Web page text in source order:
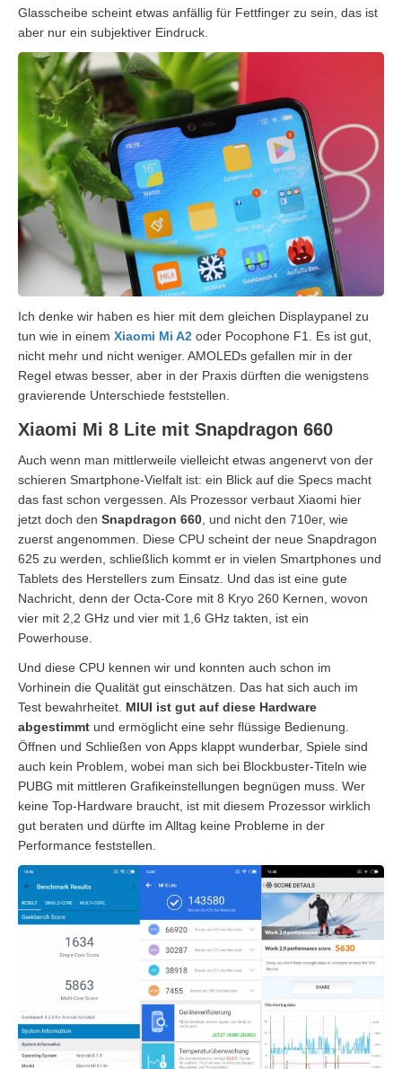
Glasscheibe scheint etwas anfällig für Fettfinger zu sein, das ist
aber nur ein subjektiver Eindruck.
Ich denke wir haben es hier mit dem gleichen Displaypanel zu
tun wie in einem Xiaomi Mi A2 oder Pocophone F1. Es ist gut,
nicht mehr und nicht weniger. AMOLEDs gefallen mir in der
Regel etwas besser, aber in der Praxis dürften die wenigstens
gravierende Unterschiede feststellen.
Xiaomi Mi 8 Lite mit Snapdragon 660
Auch wenn man mittlerweile vielleicht etwas angenervt von der
schieren Smartphone-Vielfalt ist: ein Blick auf die Specs macht
das fast schon vergessen. Als Prozessor verbaut Xiaomi hier
jetzt doch den Snapdragon 660 , und nicht den 710er, wie
zuerst angenommen. Diese CPU scheint der neue Snapdragon
625 zu werden, schließlich kommt er in vielen Smartphones und
Tablets des Herstellers zum Einsatz. Und das ist eine gute
Nachricht, denn der Octa-Core mit 8 Kryo 260 Kernen, wovon
vier mit 2,2 GHz und vier mit 1,6 GHz takten, ist ein
Powerhouse.
Und diese CPU kennen wir und konnten auch schon im
Vorhinein die Qualität gut einschätzen. Das hat sich auch im
Test bewahrheitet. MIUI ist gut auf diese Hardware
abgestimmt und ermöglicht eine sehr flüssige Bedienung.
Öffnen und Schließen von Apps klappt wunderbar, Spiele sind
auch kein Problem, wobei man sich bei Blockbuster-Titeln wie
PUBG mit mittleren Grafikeinstellungen begnügen muss. Wer
keine Top-Hardware braucht, ist mit diesem Prozessor wirklich
gut beraten und dürfte im Alltag keine Probleme in der
Performance feststellen.